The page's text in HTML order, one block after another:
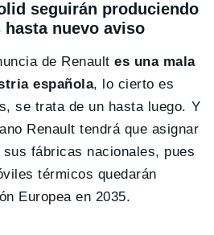
seguirán produciendo
nuevo aviso
de Renaultes una mala
española, lo cierto es
se trata de un hasta luego. Y
Renault tendrá que asignar
fábricas nacionales, pues
térmicos quedarán
Europea en 2035.